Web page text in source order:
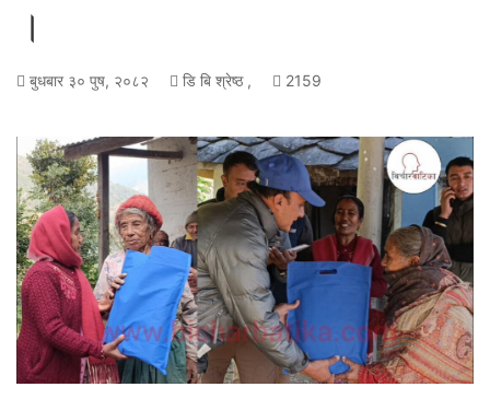
।
बुधबार ३० पुष, २०८२ डि बि श्रेष्ठ , 2159